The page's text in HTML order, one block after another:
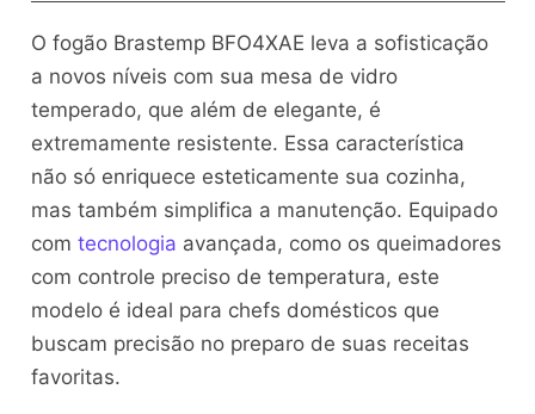
O fogão Brastemp BFO4XAE leva a sofisticação
a novos níveis com sua mesa de vidro
temperado, que além de elegante, é
extremamente resistente. Essa característica
não só enriquece esteticamente sua cozinha,
mas também simplifica a manutenção. Equipado
com tecnologia avançada, como os queimadores
com controle preciso de temperatura, este
modelo é ideal para chefs domésticos que
buscam precisão no preparo de suas receitas
favoritas.